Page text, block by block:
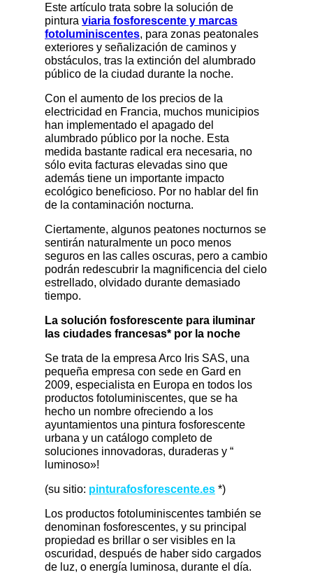
Este artículo trata sobre la solución de
pintura viaria fosforescente y marcas
fotoluminiscentes, para zonas peatonales
exteriores y señalización de caminos y
obstáculos, tras la extinción del alumbrado
público de la ciudad durante la noche.
Con el aumento de los precios de la
electricidad en Francia, muchos municipios
han implementado el apagado del
alumbrado público por la noche. Esta
medida bastante radical era necesaria, no
sólo evita facturas elevadas sino que
además tiene un importante impacto
ecológico beneficioso. Por no hablar del fin
de la contaminación nocturna.
Ciertamente, algunos peatones nocturnos se
sentirán naturalmente un poco menos
seguros en las calles oscuras, pero a cambio
podrán redescubrir la magnificencia del cielo
estrellado, olvidado durante demasiado
tiempo.
La solución fosforescente para iluminar
las ciudades francesas* por la noche
Se trata de la empresa Arco Iris SAS, una
pequeña empresa con sede en Gard en
2009, especialista en Europa en todos los
productos fotoluminiscentes, que se ha
hecho un nombre ofreciendo a los
ayuntamientos una pintura fosforescente
urbana y un catálogo completo de
soluciones innovadoras, duraderas y “
luminoso»!
(su sitio: pinturafosforescente.es *)
Los productos fotoluminiscentes también se
denominan fosforescentes, y su principal
propiedad es brillar o ser visibles en la
oscuridad, después de haber sido cargados
de luz, o energía luminosa, durante el día.